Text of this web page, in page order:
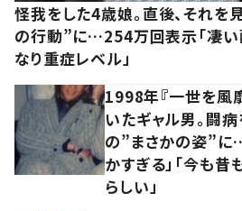
怪我をした4歳娘。直後、それ
の行動”に…254万回表示「凄い
なり重症レベル」
1998年『一世を風
いたギャル男。闘
の”まさかの姿”に…
かすぎる」「今も昔
らしい」